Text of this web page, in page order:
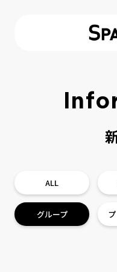
ロボ
ALL
グループ